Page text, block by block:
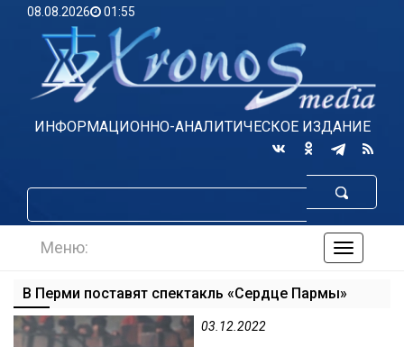
08.08.2026 01:55
ИНФОРМАЦИОННО-АНАЛИТИЧЕСКОЕ ИЗДАНИЕ
по
Меню:
В Перми поставят спектакль «Сердце Пармы»
03.12.2022